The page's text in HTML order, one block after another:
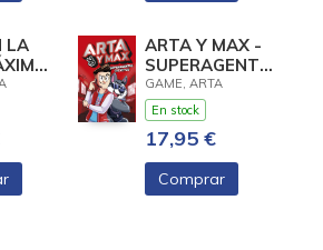
LA
6)
ARTA Y MAX -
SUPERAGENTES
SECRETOS
GAME, ARTA
En stock
17,95 €
Comprar